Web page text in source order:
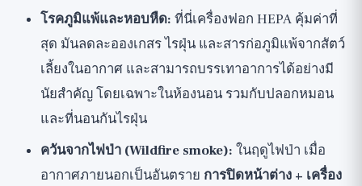
โรคภูมิแพ้และหอบหืด: ที่นี่เครื่องฟอก HEPA คุ้มค่าที่
สุด มันลดละอองเกสร ไรฝุ่น และสารก่อภูมิแพ้จากสัตว์
เลี้ยงในอากาศ และสามารถบรรเทาอาการได้อย่างมี
นัยสำคัญ โดยเฉพาะในห้องนอน รวมกับปลอกหมอน
และที่นอนกันไรฝุ่น
ควันจากไฟป่า (Wildfire smoke): ในฤดูไฟป่า เมื่อ
อากาศภายนอกเป็นอันตราย การปิดหน้าต่าง + เครื่อง